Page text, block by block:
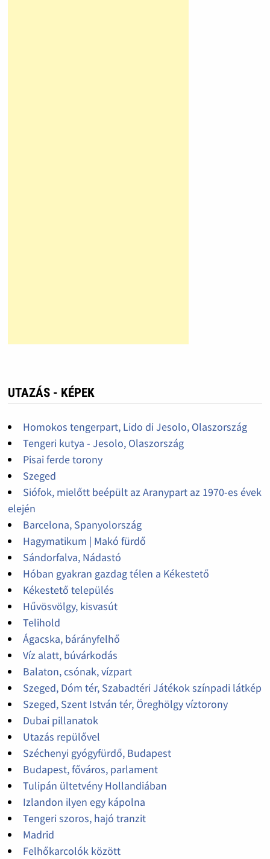
UTAZÁS - KÉPEK
Homokos tengerpart, Lido di Jesolo, Olaszország
Tengeri kutya - Jesolo, Olaszország
Pisai ferde torony
Szeged
Siófok, mielőtt beépült az Aranypart az 1970-es évek
elején
Barcelona, Spanyolország
Hagymatikum | Makó fürdő
Sándorfalva, Nádastó
Hóban gyakran gazdag télen a Kékestető
Kékestető település
Hűvösvölgy, kisvasút
Telihold
Ágacska, bárányfelhő
Víz alatt, búvárkodás
Balaton, csónak, vízpart
Szeged, Dóm tér, Szabadtéri Játékok színpadi látkép
Szeged, Szent István tér, Öreghölgy víztorony
Dubai pillanatok
Utazás repülővel
Széchenyi gyógyfürdő, Budapest
Budapest, főváros, parlament
Tulipán ültetvény Hollandiában
Izlandon ilyen egy kápolna
Tengeri szoros, hajó tranzit
Madrid
Felhőkarcolók között